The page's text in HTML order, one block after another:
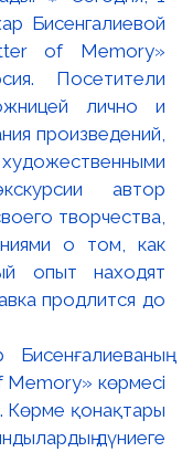
көрмесі
Көрме қонақтары
дүниеге